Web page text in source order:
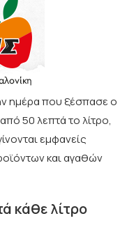
ημέρα που ξέσπασε ο
50 λεπτά το λίτρο,
εμφανείς
και αγαθών
κάθε λίτρο